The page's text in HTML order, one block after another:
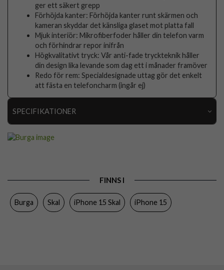
ger ett säkert grepp
Förhöjda kanter: Förhöjda kanter runt skärmen och
kameran skyddar det känsliga glaset mot platta fall
Mjuk interiör: Mikrofiberfoder håller din telefon varm
och förhindrar repor inifrån
Högkvalitativt tryck: Vår anti-fade tryckteknik håller
din design lika levande som dag ett i månader framöver
Redo för rem: Specialdesignade uttag gör det enkelt
att fästa en telefoncharm (ingår ej)
SPECIFIKATIONER
Färg
FINNS I
Burga Skal iPhone 15 Skal iPhone 15